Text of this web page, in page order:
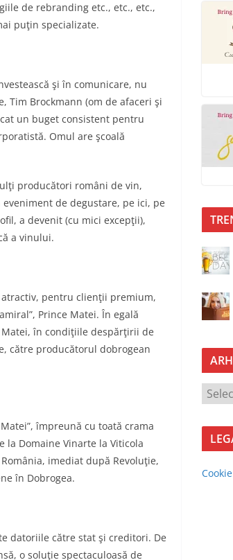
de rebranding etc., etc., etc.,
puţin specializate.
şi în comunicare, nu
Brockmann (om de afaceri şi
un buget consistent pentru
Omul are şcoală
producători români de vin,
de degustare, pe ici, pe
a devenit (cu mici excepţii),
a vinului.
pentru clienţii premium,
Prince Matei. În egală
în condiţiile despărţirii de
către producătorul dobrogean
împreună cu toată crama
la Domaine Vinarte la Viticola
imediat după Revoluţie,
în Dobrogea.
datoriile către stat şi creditori. De
o soluţie spectaculoasă de
R
H
A